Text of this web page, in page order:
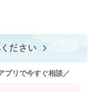
プリで今すぐ相談／